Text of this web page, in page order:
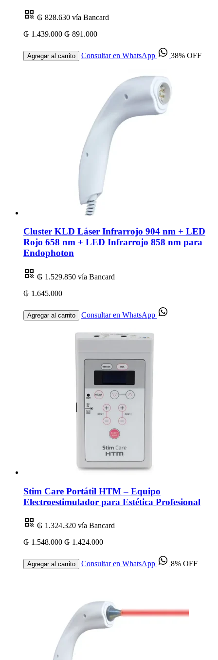
₲ 828.630 vía Bancard
₲ 1.439.000 ₲ 891.000
Agregar al carrito Consultar en WhatsApp 38% OFF
Cluster KLD Láser Infrarrojo 904 nm + LED
Rojo 658 nm + LED Infrarrojo 858 nm para
Endophoton
₲ 1.529.850 vía Bancard
₲ 1.645.000
Agregar al carrito Consultar en WhatsApp
Stim Care Portátil HTM – Equipo
Electroestimulador para Estética Profesional
₲ 1.324.320 vía Bancard
₲ 1.548.000 ₲ 1.424.000
Agregar al carrito Consultar en WhatsApp 8% OFF